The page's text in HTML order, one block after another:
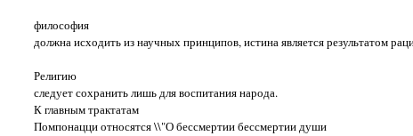
философия
должна исходить из научных принципов, истина является результатом
Религию
следует сохранить лишь для воспитания народа.
К главным трактатам
Помпонацци относятся \\"О бессмертии бессмертии души